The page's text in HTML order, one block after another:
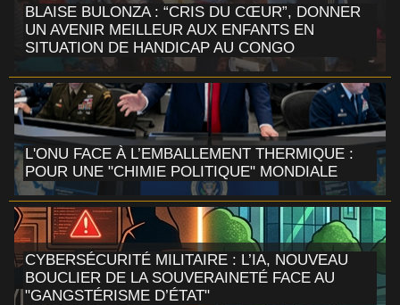
BLAISE BULONZA : “CRIS DU CŒUR”, DONNER
UN AVENIR MEILLEUR AUX ENFANTS EN
SITUATION DE HANDICAP AU CONGO
L'ONU FACE À L’EMBALLEMENT THERMIQUE :
POUR UNE "CHIMIE POLITIQUE" MONDIALE
CYBERSÉCURITÉ MILITAIRE : L’IA, NOUVEAU
BOUCLIER DE LA SOUVERAINETÉ FACE AU
"GANGSTÉRISME D’ÉTAT"